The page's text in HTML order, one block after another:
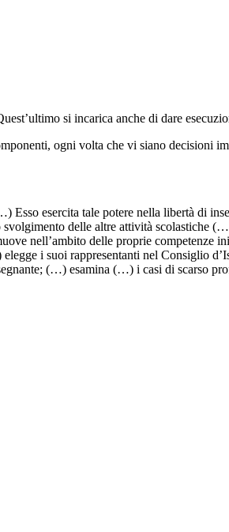
si incarica anche di dare
ogni volta che vi siano decisioni
esercita tale potere nella libertà di
delle altre attività scolastiche
nell’ambito delle proprie competenze
i suoi rappresentanti nel Consiglio
(…) esamina (…) i casi di scarso